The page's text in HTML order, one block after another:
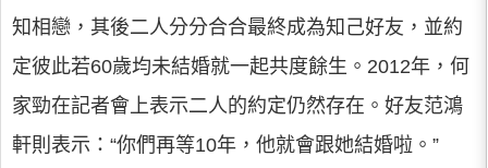
知相戀，其後二人分分合合最終成為知己好友，並約
定彼此若60歲均未結婚就一起共度餘生。2012年，何
家勁在記者會上表示二人的約定仍然存在。好友范鴻
軒則表示：“你們再等10年，他就會跟她結婚啦。”